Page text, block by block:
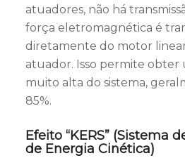
atuadores, não há
força eletromagnética é
diretamente do motor
atuador. Isso permite obter
muito alta do sistema,
85%.
Efeito “KERS” (Sistema
de Energia Cinética)